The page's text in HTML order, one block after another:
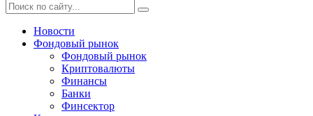
Новости
Фондовый рынок
Фондовый рынок
Криптовалюты
Финансы
Банки
Финсектор